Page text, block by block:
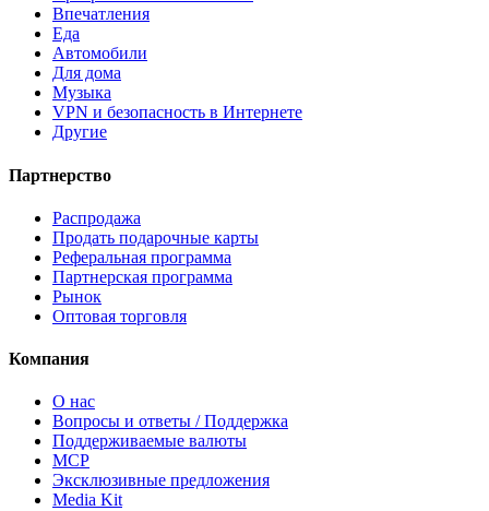
Впечатления
Еда
Автомобили
Для дома
Музыка
VPN и безопасность в Интернете
Другие
Партнерство
Распродажа
Продать подарочные карты
Реферальная программа
Партнерская программа
Рынок
Оптовая торговля
Компания
О нас
Вопросы и ответы / Поддержка
Поддерживаемые валюты
MCP
Эксклюзивные предложения
Media Kit